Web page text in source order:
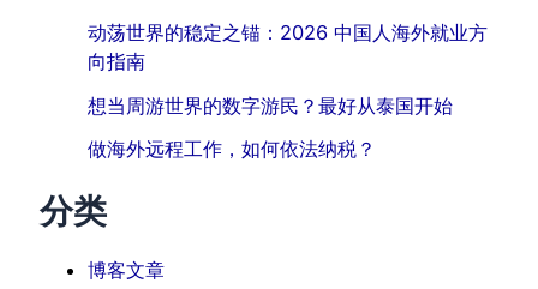
动荡世界的稳定之锚：2026 中国人海外就业方
向指南
想当周游世界的数字游民？最好从泰国开始
做海外远程工作，如何依法纳税？
分类
博客文章